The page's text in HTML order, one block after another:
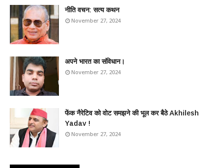
​नीति वचन: सत्य कथन
November 27, 2024
अपने भारत का संविधान।
November 27, 2024
फेंक नैरेटिव को वोट समझने की भूल कर बैठे Akhilesh
Yadav !
November 27, 2024